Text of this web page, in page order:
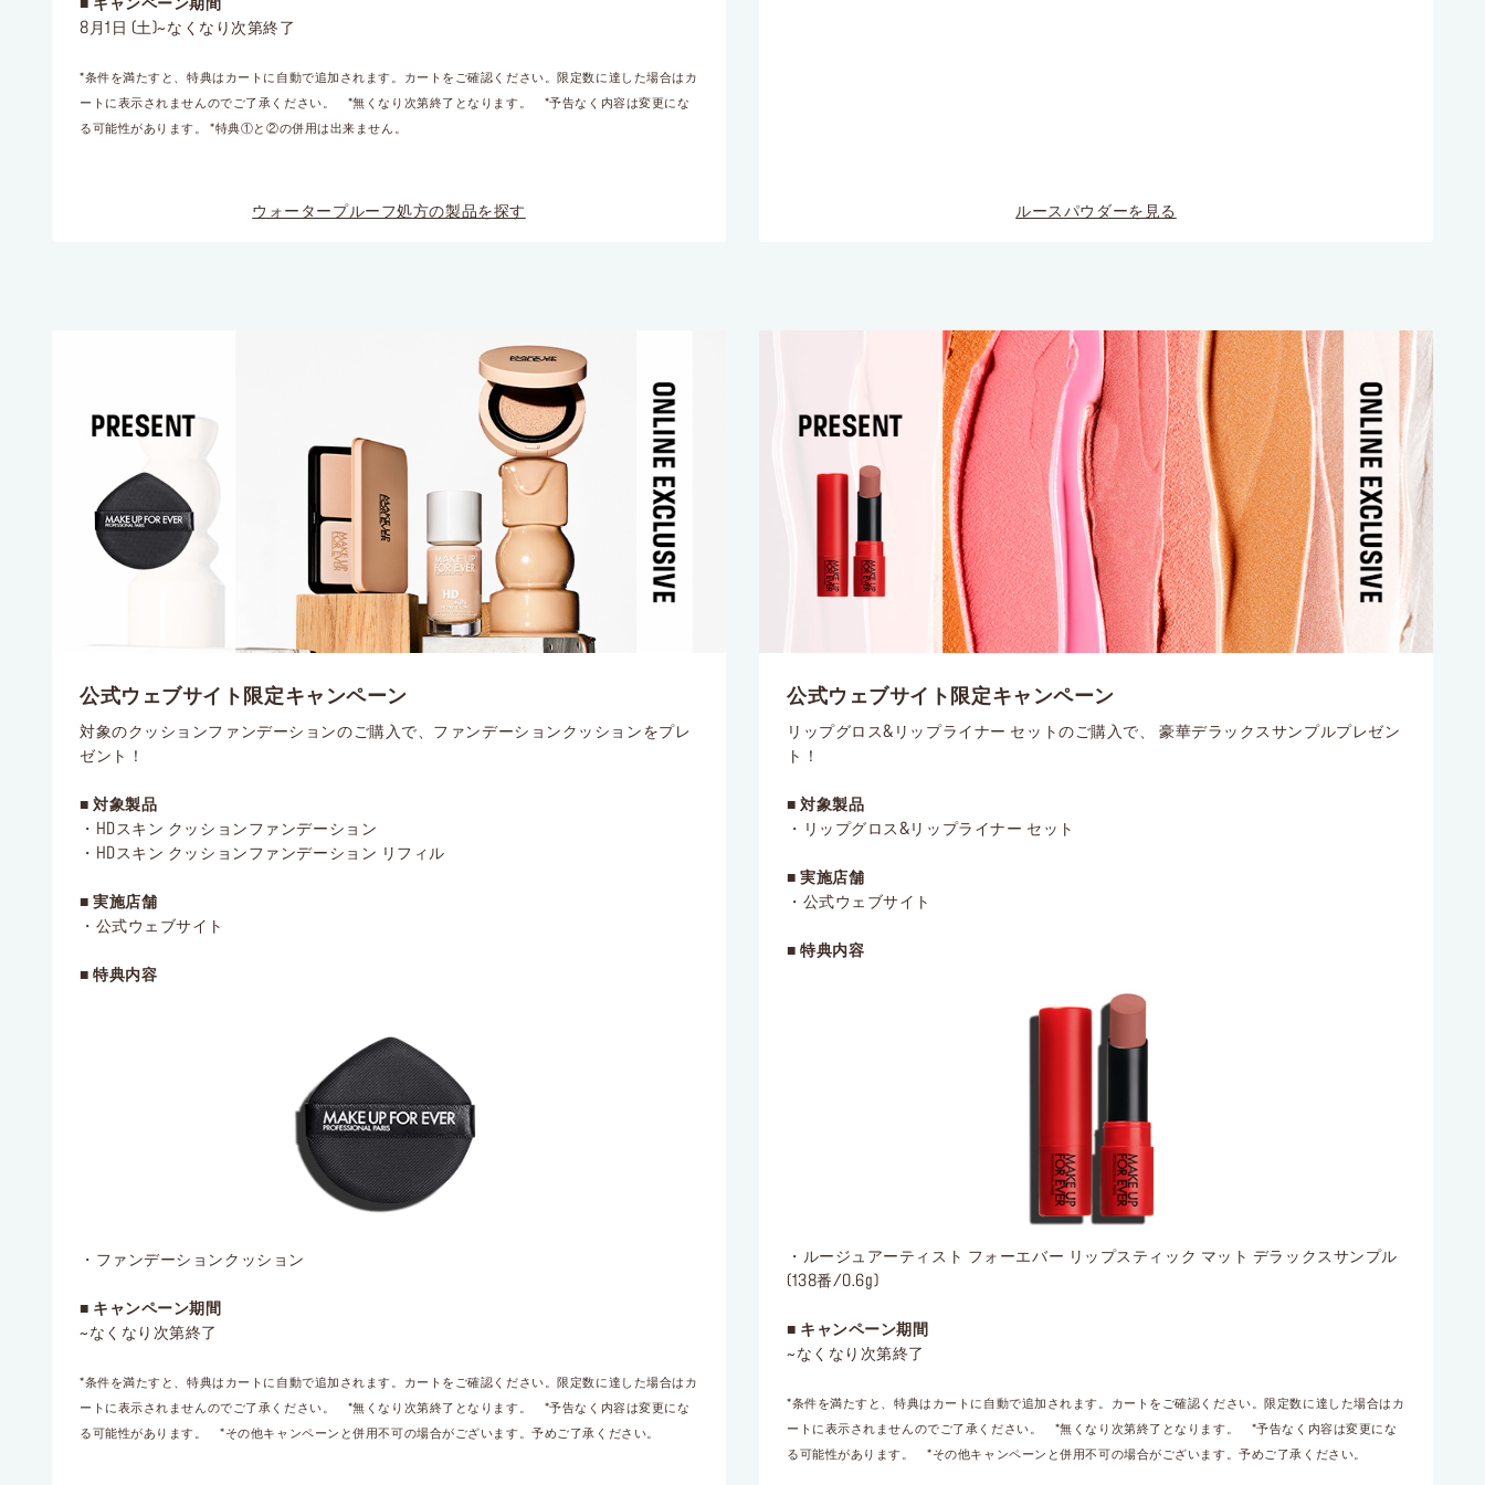
■ キャンペーン期間
8月1日 (土)~なくなり次第終了
*条件を満たすと、特典はカートに自動で追加されます。カートをご確認ください。限定数に達した場合はカ
ートに表示されませんのでご了承ください。 *無くなり次第終了となります。 *予告なく内容は変更にな
る可能性があります。 *特典①と②の併用は出来ません。
ウォータープルーフ処方の製品を探す ルースパウダーを見る
公式ウェブサイト限定キャンペーン
対象のクッションファンデーションのご購入で、ファンデーションクッションをプレ
ゼント！
■ 対象製品
・HDスキン クッションファンデーション
・HDスキン クッションファンデーション リフィル
■ 実施店舗
・公式ウェブサイト
■ 特典内容
・ファンデーションクッション
■ キャンペーン期間
~なくなり次第終了
*条件を満たすと、特典はカートに自動で追加されます。カートをご確認ください。限定数に達した場合はカ
ートに表示されませんのでご了承ください。 *無くなり次第終了となります。 *予告なく内容は変更にな
る可能性があります。 *その他キャンペーンと併用不可の場合がございます。予めご了承ください。
公式ウェブサイト限定キャンペーン
リップグロス&リップライナー セットのご購入で、 豪華デラックスサンプルプレゼン
ト！
■ 対象製品
・リップグロス&リップライナー セット
■ 実施店舗
・公式ウェブサイト
■ 特典内容
・ルージュアーティスト フォーエバー リップスティック マット デラックスサンプル
(138番/0.6g)
■ キャンペーン期間
~なくなり次第終了
*条件を満たすと、特典はカートに自動で追加されます。カートをご確認ください。限定数に達した場合はカ
ートに表示されませんのでご了承ください。 *無くなり次第終了となります。 *予告なく内容は変更にな
る可能性があります。 *その他キャンペーンと併用不可の場合がございます。予めご了承ください。